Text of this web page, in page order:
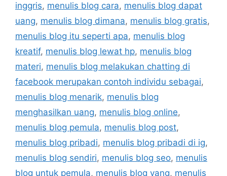
inggris, menulis blog cara, menulis blog dapat
uang, menulis blog dimana, menulis blog gratis,
menulis blog itu seperti apa, menulis blog
kreatif, menulis blog lewat hp, menulis blog
materi, menulis blog melakukan chatting di
facebook merupakan contoh individu sebagai,
menulis blog menarik, menulis blog
menghasilkan uang, menulis blog online,
menulis blog pemula, menulis blog post,
menulis blog pribadi, menulis blog pribadi di ig,
menulis blog sendiri, menulis blog seo, menulis
blog untuk pemula, menulis blog yang, menulis